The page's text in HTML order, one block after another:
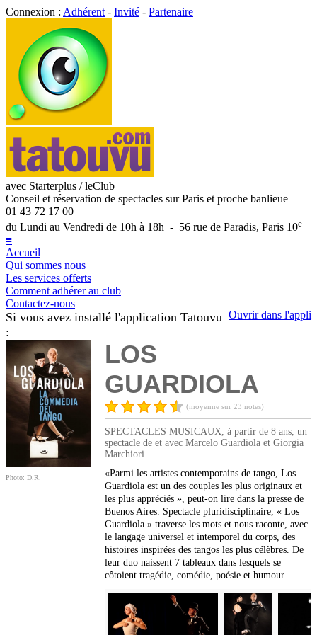
Connexion : Adhérent - Invité - Partenaire
avec Starterplus / leClub
Conseil et réservation de spectacles sur Paris et proche banlieue
01 43 72 17 00
du Lundi au Vendredi de 10h à 18h - 56 rue de Paradis, Paris 10e
≡
Accueil
Qui sommes nous
Les services offerts
Comment adhérer au club
Contactez-nous
Ouvrir dans l'appli
Si vous avez installé l'application Tatouvu
:
Photo: D.R.
LOS
GUARDIOLA
(moyenne sur 23 notes)
SPECTACLES MUSICAUX, à partir de 8 ans, un
spectacle de et avec Marcelo Guardiola et Giorgia
Marchiori.
«Parmi les artistes contemporains de tango, Los
Guardiola est un des couples les plus originaux et
les plus appréciés », peut-on lire dans la presse de
Buenos Aires. Spectacle pluridisciplinaire, « Los
Guardiola » traverse les mots et nous raconte, avec
le langage universel et intemporel du corps, des
histoires inspirées des tangos les plus célèbres. De
leur duo naissent 7 tableaux dans lesquels se
côtoient tragédie, comédie, poésie et humour.